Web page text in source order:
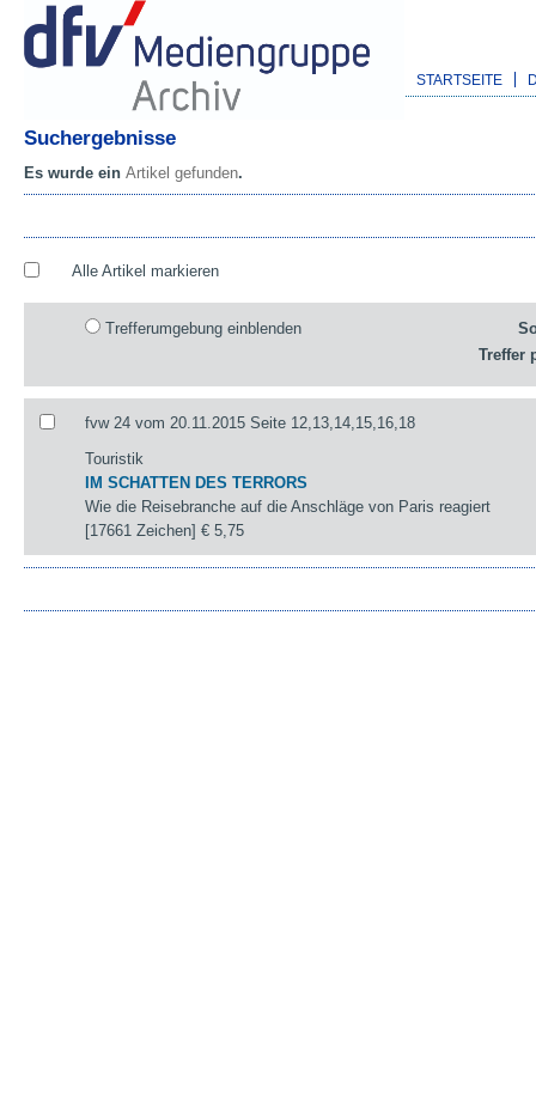
STARTSEITE
Suchergebnisse
Es wurde ein Artikel gefunden.
Alle Artikel markieren
Trefferumgebung einblenden
Treffer
fvw 24 vom 20.11.2015 Seite 12,13,14,15,16,18
Touristik
IM SCHATTEN DES TERRORS
Wie die Reisebranche auf die Anschläge von Paris reagiert
[17661 Zeichen]€ 5,75